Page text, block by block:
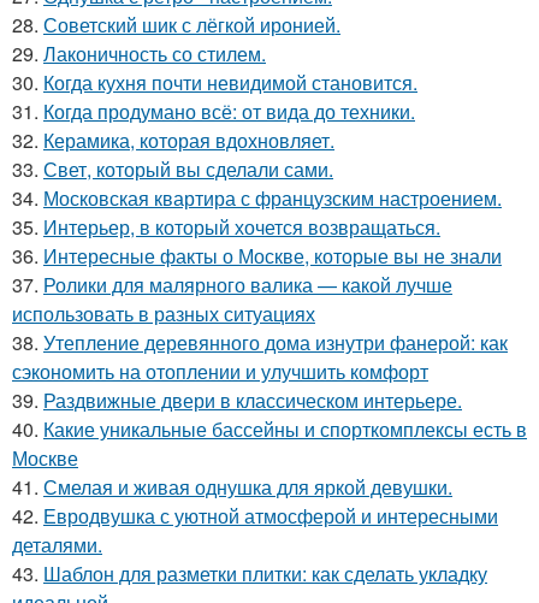
28. Советский шик с лёгкой иронией.
29. Лаконичность со стилем.
30. Когда кухня почти невидимой становится.
31. Когда продумано всё: от вида до техники.
32. Керамика, которая вдохновляет.
33. Свет, который вы сделали сами.
34. Московская квартира с французским настроением.
35. Интерьер, в который хочется возвращаться.
36. Интересные факты о Москве, которые вы не знали
37. Ролики для малярного валика — какой лучше
использовать в разных ситуациях
38. Утепление деревянного дома изнутри фанерой: как
сэкономить на отоплении и улучшить комфорт
39. Раздвижные двери в классическом интерьере.
40. Какие уникальные бассейны и спорткомплексы есть в
Москве
41. Смелая и живая однушка для яркой девушки.
42. Евродвушка с уютной атмосферой и интересными
деталями.
43. Шаблон для разметки плитки: как сделать укладку